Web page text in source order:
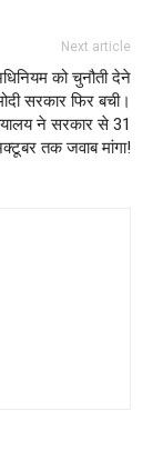
Next article
को चुनौती देने
सरकार फिर बची।
ने सरकार से 31
तक जवाब मांगा!